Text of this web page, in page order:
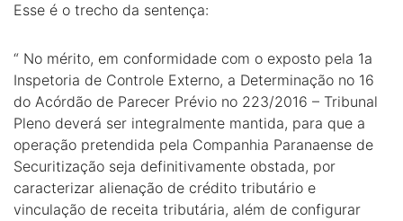
Esse é o trecho da sentença:
“ No mérito, em conformidade com o exposto pela 1a
Inspetoria de Controle Externo, a Determinação no 16
do Acórdão de Parecer Prévio no 223/2016 – Tribunal
Pleno deverá ser integralmente mantida, para que a
operação pretendida pela Companhia Paranaense de
Securitização seja definitivamente obstada, por
caracterizar alienação de crédito tributário e
vinculação de receita tributária, além de configurar